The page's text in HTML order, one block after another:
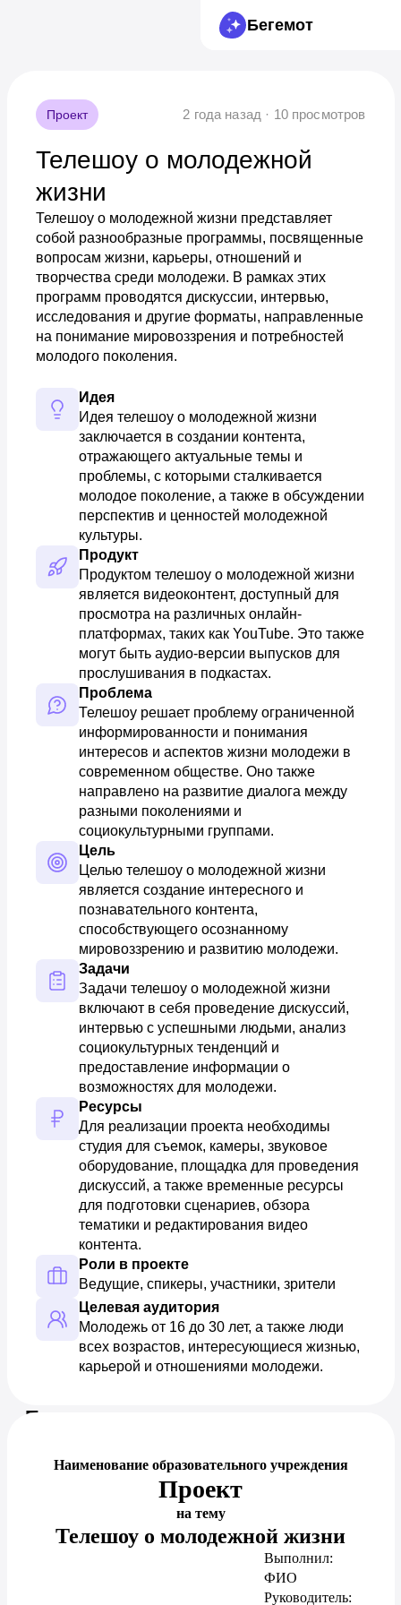
Бегемот
Проект 2 года назад · 10 просмотров
Телешоу о молодежной
жизни
Телешоу о молодежной жизни представляет
собой разнообразные программы, посвященные
вопросам жизни, карьеры, отношений и
творчества среди молодежи. В рамках этих
программ проводятся дискуссии, интервью,
исследования и другие форматы, направленные
на понимание мировоззрения и потребностей
молодого поколения.
Идея
Идея телешоу о молодежной жизни
заключается в создании контента,
отражающего актуальные темы и
проблемы, с которыми сталкивается
молодое поколение, а также в обсуждении
перспектив и ценностей молодежной
культуры.
Продукт
Продуктом телешоу о молодежной жизни
является видеоконтент, доступный для
просмотра на различных онлайн-
платформах, таких как YouTube. Это также
могут быть аудио-версии выпусков для
прослушивания в подкастах.
Проблема
Телешоу решает проблему ограниченной
информированности и понимания
интересов и аспектов жизни молодежи в
современном обществе. Оно также
направлено на развитие диалога между
разными поколениями и
социокультурными группами.
Цель
Целью телешоу о молодежной жизни
является создание интересного и
познавательного контента,
способствующего осознанному
мировоззрению и развитию молодежи.
Задачи
Задачи телешоу о молодежной жизни
включают в себя проведение дискуссий,
интервью с успешными людьми, анализ
социокультурных тенденций и
предоставление информации о
возможностях для молодежи.
Ресурсы
Для реализации проекта необходимы
студия для съемок, камеры, звуковое
оборудование, площадка для проведения
дискуссий, а также временные ресурсы
для подготовки сценариев, обзора
тематики и редактирования видео
контента.
Роли в проекте
Ведущие, спикеры, участники, зрители
Целевая аудитория
Молодежь от 16 до 30 лет, а также люди
всех возрастов, интересующиеся жизнью,
карьерой и отношениями молодежи.
Предпросмотр документа
Наименование образовательного учреждения
Проект
на тему
Телешоу о молодежной жизни
Выполнил:
ФИО
Руководитель: